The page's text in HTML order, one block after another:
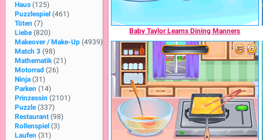
Haus (125)
Puzzlespiel (461)
Töten (7)
Liebe (820)
Makeover / Make-Up (4939)
Match 3 (98)
Mathematik (21)
Motorrad (26)
Ninja (31)
Parken (14)
Prinzessin (2101)
Puzzle (337)
Restaurant (98)
Rollenspiel (3)
Laufen (31)
Baby Taylor Learns Dining Manners